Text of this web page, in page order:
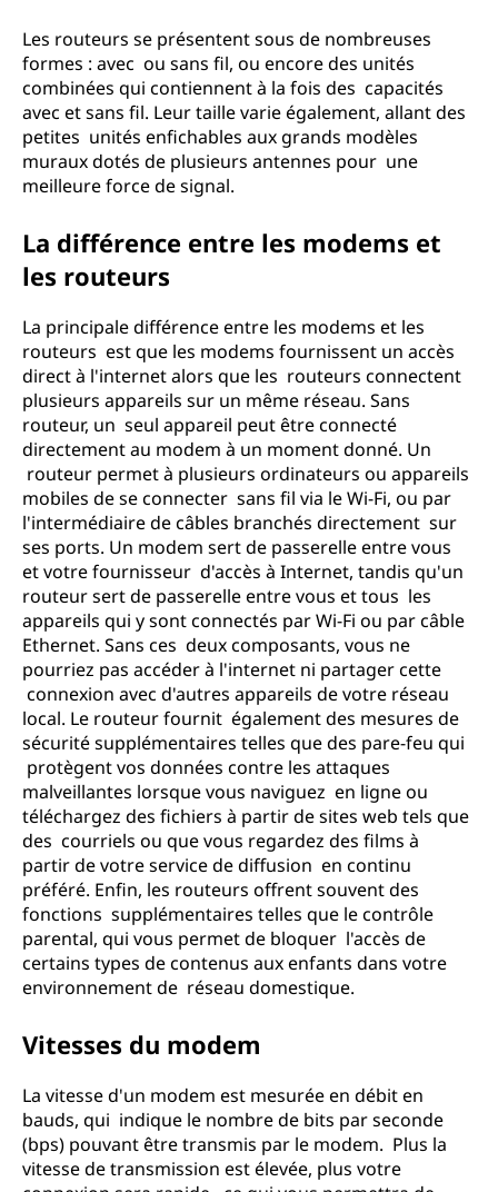
Les routeurs se présentent sous de nombreuses
formes : avec ou sans fil, ou encore des unités
combinées qui contiennent à la fois des capacités
avec et sans fil. Leur taille varie également, allant des
petites unités enfichables aux grands modèles
muraux dotés de plusieurs antennes pour une
meilleure force de signal.
La différence entre les modems et
les routeurs
La principale différence entre les modems et les
routeurs est que les modems fournissent un accès
direct à l'internet alors que les routeurs connectent
plusieurs appareils sur un même réseau. Sans
routeur, un seul appareil peut être connecté
directement au modem à un moment donné. Un
routeur permet à plusieurs ordinateurs ou appareils
mobiles de se connecter sans fil via le Wi-Fi, ou par
l'intermédiaire de câbles branchés directement sur
ses ports. Un modem sert de passerelle entre vous
et votre fournisseur d'accès à Internet, tandis qu'un
routeur sert de passerelle entre vous et tous les
appareils qui y sont connectés par Wi-Fi ou par câble
Ethernet. Sans ces deux composants, vous ne
pourriez pas accéder à l'internet ni partager cette
connexion avec d'autres appareils de votre réseau
local. Le routeur fournit également des mesures de
sécurité supplémentaires telles que des pare-feu qui
protègent vos données contre les attaques
malveillantes lorsque vous naviguez en ligne ou
téléchargez des fichiers à partir de sites web tels que
des courriels ou que vous regardez des films à
partir de votre service de diffusion en continu
préféré. Enfin, les routeurs offrent souvent des
fonctions supplémentaires telles que le contrôle
parental, qui vous permet de bloquer l'accès de
certains types de contenus aux enfants dans votre
environnement de réseau domestique.
Vitesses du modem
La vitesse d'un modem est mesurée en débit en
bauds, qui indique le nombre de bits par seconde
(bps) pouvant être transmis par le modem. Plus la
vitesse de transmission est élevée, plus votre